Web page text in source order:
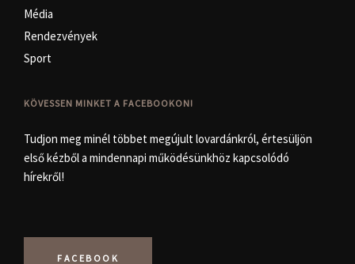
Média
Rendezvények
Sport
KÖVESSEN MINKET A FACEBOOKON!
Tudjon meg minél többet megújult lovardánkról, értesüljön
első kézből a mindennapi működésünkhöz kapcsolódó
hírekről!
FACEBOOK